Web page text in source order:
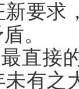
新要求
。
直接
有之